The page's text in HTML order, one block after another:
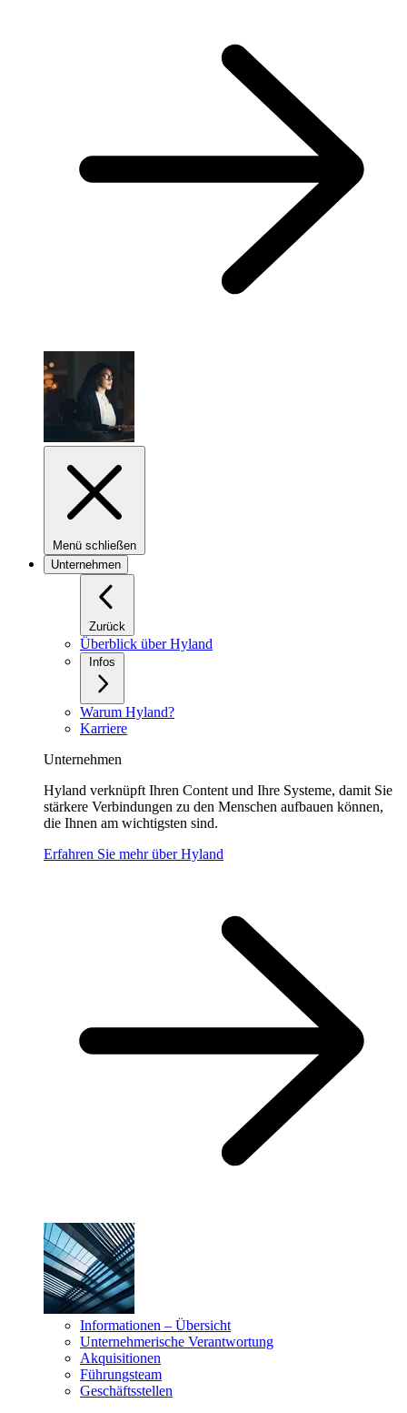
Menü schließen
Unternehmen
Zurück
Überblick über Hyland
Infos
Warum Hyland?
Karriere
Unternehmen
Hyland verknüpft Ihren Content und Ihre Systeme, damit Sie
stärkere Verbindungen zu den Menschen aufbauen können,
die Ihnen am wichtigsten sind.
Erfahren Sie mehr über Hyland
Informationen – Übersicht
Unternehmerische Verantwortung
Akquisitionen
Führungsteam
Geschäftsstellen